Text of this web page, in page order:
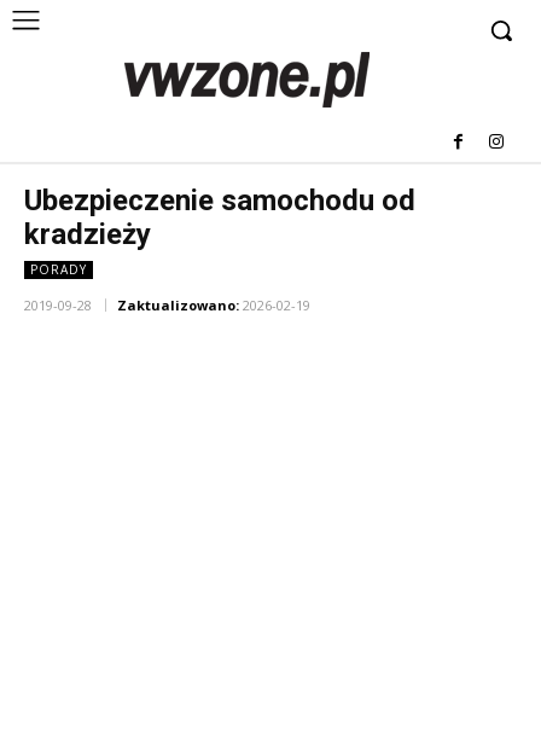
Ubezpieczenie samochodu od
kradzieży
PORADY
2019-09-28 Zaktualizowano: 2026-02-19